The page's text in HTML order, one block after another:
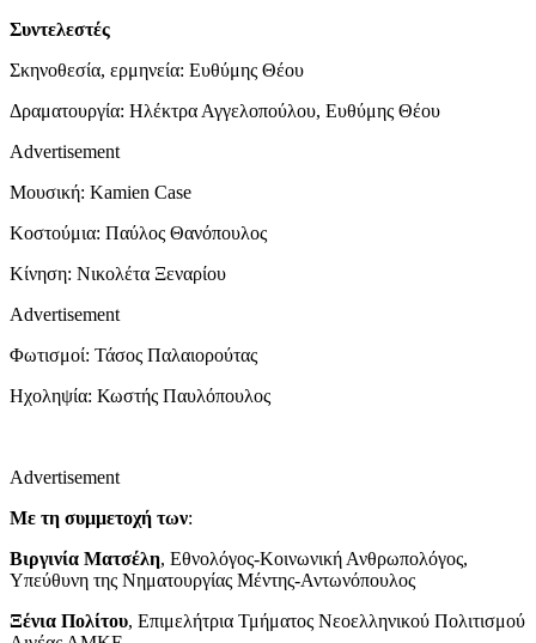
Συντελεστές
Σκηνοθεσία, ερμηνεία: Ευθύμης Θέου
Δραματουργία: Ηλέκτρα Αγγελοπούλου, Ευθύμης Θέου
Advertisement
Μουσική: Kamien Case
Κοστούμια: Παύλος Θανόπουλος
Κίνηση: Νικολέτα Ξεναρίου
Advertisement
Φωτισμοί: Τάσος Παλαιορούτας
Ηχοληψία: Κωστής Παυλόπουλος
Advertisement
Με τη συμμετοχή των:
Βιργινία Ματσέλη, Εθνολόγος-Κοινωνική Ανθρωπολόγος,
Υπεύθυνη της Νηματουργίας Μέντης-Αντωνόπουλος
Ξένια Πολίτου, Επιμελήτρια Τμήματος Νεοελληνικού Πολιτισμού